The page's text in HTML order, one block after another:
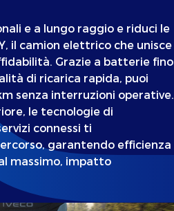
e a lungo raggio e riduci le
il camion elettrico che unisce
Grazie a batterie fino
di ricarica rapida, puoi
senza interruzioni operative.
le tecnologie di
connessi ti
garantendo efficienza
massimo, impatto